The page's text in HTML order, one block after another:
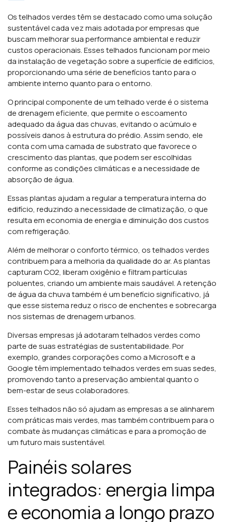
Os telhados verdes têm se destacado como uma solução
sustentável cada vez mais adotada por empresas que
buscam melhorar sua performance ambiental e reduzir
custos operacionais. Esses telhados funcionam por meio
da instalação de vegetação sobre a superfície de edifícios,
proporcionando uma série de benefícios tanto para o
ambiente interno quanto para o entorno.
O principal componente de um telhado verde é o sistema
de drenagem eficiente, que permite o escoamento
adequado da água das chuvas, evitando o acúmulo e
possíveis danos à estrutura do prédio. Assim sendo, ele
conta com uma camada de substrato que favorece o
crescimento das plantas, que podem ser escolhidas
conforme as condições climáticas e a necessidade de
absorção de água.
Essas plantas ajudam a regular a temperatura interna do
edifício, reduzindo a necessidade de climatização, o que
resulta em economia de energia e diminuição dos custos
com refrigeração.
Além de melhorar o conforto térmico, os telhados verdes
contribuem para a melhoria da qualidade do ar. As plantas
capturam CO2, liberam oxigênio e filtram partículas
poluentes, criando um ambiente mais saudável. A retenção
de água da chuva também é um benefício significativo, já
que esse sistema reduz o risco de enchentes e sobrecarga
nos sistemas de drenagem urbanos.
Diversas empresas já adotaram telhados verdes como
parte de suas estratégias de sustentabilidade. Por
exemplo, grandes corporações como a Microsoft e a
Google têm implementado telhados verdes em suas sedes,
promovendo tanto a preservação ambiental quanto o
bem-estar de seus colaboradores.
Esses telhados não só ajudam as empresas a se alinharem
com práticas mais verdes, mas também contribuem para o
combate às mudanças climáticas e para a promoção de
um futuro mais sustentável.
Painéis solares
integrados: energia limpa
e economia a longo prazo